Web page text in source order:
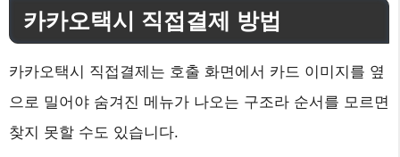
카카오택시 직접결제 방법
카카오택시 직접결제는 호출 화면에서 카드 이미지를 옆
으로 밀어야 숨겨진 메뉴가 나오는 구조라 순서를 모르면
찾지 못할 수도 있습니다.